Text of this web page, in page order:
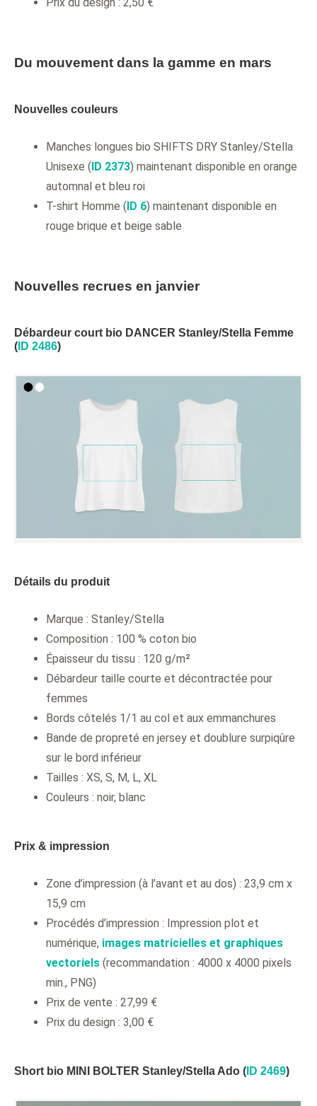
Du mouvement dans la gamme en mars
Nouvelles couleurs
Manches longues bio SHIFTS DRY Stanley/Stella
Unisexe (ID 2373) maintenant disponible en orange
automnal et bleu roi
T-shirt Homme (ID 6) maintenant disponible en
rouge brique et beige sable
Nouvelles recrues en janvier
Débardeur court bio DANCER Stanley/Stella Femme
( ID 2486)
Détails du produit
Marque : Stanley/Stella
Composition : 100 % coton bio
Épaisseur du tissu : 120 g/m²
Débardeur taille courte et décontractée pour
femmes
Bords côtelés 1/1 au col et aux emmanchures
Bande de propreté en jersey et doublure surpiqûre
sur le bord inférieur
Tailles : XS, S, M, L, XL
Couleurs : noir, blanc
Prix & impression
Zone d’impression (à l’avant et au dos) : 23,9 cm x
15,9 cm
Procédés d’impression : Impression plot et
numérique, images matricielles et graphiques
vectoriels (recommandation : 4000 x 4000 pixels
min., PNG)
Prix de vente : 27,99 €
Prix du design : 3,00 €
Short bio MINI BOLTER Stanley/Stella Ado ( ID 2469)